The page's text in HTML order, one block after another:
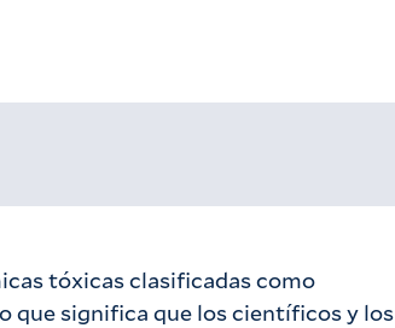
tóxicas clasificadas como
que significa que los científicos y los